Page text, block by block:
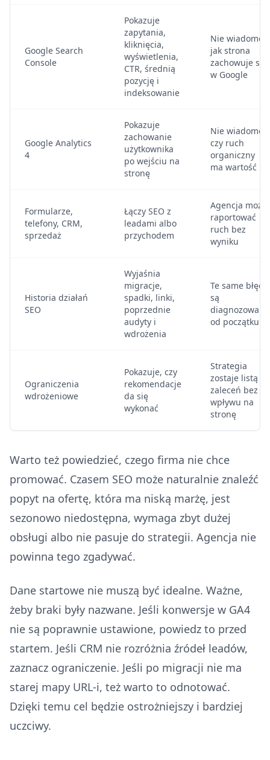
Google Search
Console
Pokazuje
zapytania,
kliknięcia,
wyświetlenia,
CTR, średnią
pozycję i
indeksowanie
Nie wiadomo,
jak strona
zachowuje się
w Google
Google Analytics
4
Pokazuje
zachowanie
użytkownika
po wejściu na
stronę
Nie wiadomo,
czy ruch
organiczny
ma wartość
Formularze,
telefony, CRM,
sprzedaż
Łączy SEO z
leadami albo
przychodem
Agencja może
raportować
ruch bez
wyniku
Historia działań
SEO
Wyjaśnia
migracje,
spadki, linki,
poprzednie
audyty i
wdrożenia
Te same błędy
są
diagnozowane
od początku
Ograniczenia
wdrożeniowe
Pokazuje, czy
rekomendacje
da się
wykonać
Strategia
zostaje listą
zaleceń bez
wpływu na
stronę
Warto też powiedzieć, czego firma nie chce
promować. Czasem SEO może naturalnie znaleźć
popyt na ofertę, która ma niską marżę, jest
sezonowo niedostępna, wymaga zbyt dużej
obsługi albo nie pasuje do strategii. Agencja nie
powinna tego zgadywać.
Dane startowe nie muszą być idealne. Ważne,
żeby braki były nazwane. Jeśli konwersje w GA4
nie są poprawnie ustawione, powiedz to przed
startem. Jeśli CRM nie rozróżnia źródeł leadów,
zaznacz ograniczenie. Jeśli po migracji nie ma
starej mapy URL-i, też warto to odnotować.
Dzięki temu cel będzie ostrożniejszy i bardziej
uczciwy.